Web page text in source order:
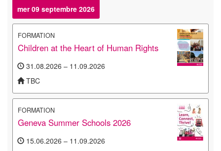
mer 09 septembre 2026
FORMATION
Children at the Heart of Human Rights
31.08.2026 – 11.09.2026
TBC
FORMATION
Geneva Summer Schools 2026
15.06.2026 – 11.09.2026